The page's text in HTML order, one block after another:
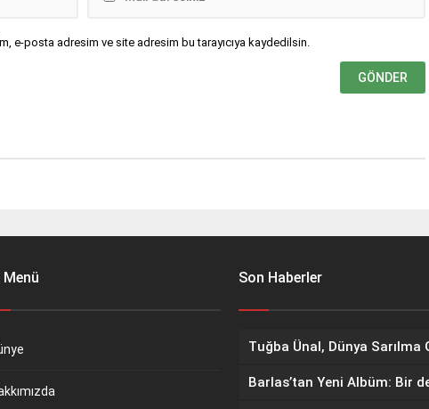
e-posta adresim ve site adresim bu tarayıcıya kaydedilsin.
Son Haberler
Barlas’tan Yeni Albüm: Bir